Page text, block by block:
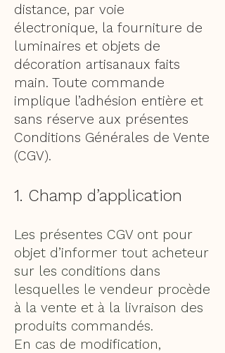
distance, par voie
électronique, la fourniture de
luminaires et objets de
décoration artisanaux faits
main. Toute commande
implique l’adhésion entière et
sans réserve aux présentes
Conditions Générales de Vente
(CGV).
1. Champ d’application
Les présentes CGV ont pour
objet d’informer tout acheteur
sur les conditions dans
lesquelles le vendeur procède
à la vente et à la livraison des
produits commandés.
En cas de modification,